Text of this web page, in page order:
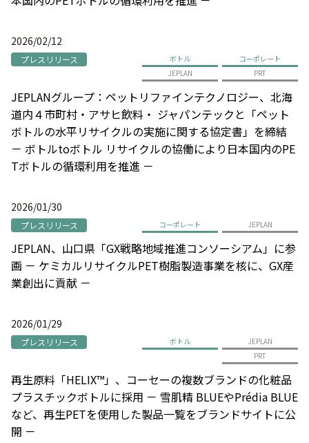
2026/02/12
プレスリリース ボトル
コーポレート
JEPLAN
PRT
JEPLANグループ：ペットリファインテクノロジー、北海
道内４市町村・アサヒ飲料・ ジャパンテックと「ペット
ボトルの水平リサイクルの実施に関する協定書」を締結
－ ボトルtoボトル リサイクルの協働により日本国内のPE
Tボトルの循環利用を推進 －
2026/01/30
プレスリリース コーポレート JEPLAN
JEPLAN、山口県「GX戦略地域推進コンソーシアム」に参
画 － ケミカルリサイクルPET樹脂製造事業を核に、GX産
業創出に貢献 －
2026/01/29
プレスリリース ボトル
JEPLAN
PRT
再生原料「HELIX™」、コーセーの複数ブランドの化粧品
プラスチックボトルに採用 － 雪肌精 BLUEやPrédia BLUE
など、再生PETを使用した製品一覧をブランドサイトに公
開 －